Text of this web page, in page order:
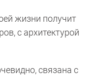
жизни получит
с архитектурой
связана с